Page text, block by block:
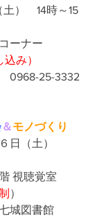
）　14時～15
ーナー
込み）
0968-25-3332
＆モノづくり
日（土）
視聴覚室
）
城図書館